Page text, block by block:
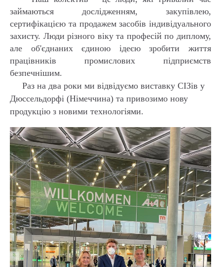
займаються дослідженням, закупівлею,
сертифікацією та продажем засобів індивідуального
захисту. Люди різного віку та професій по диплому,
але об'єднаних єдиною ідеєю зробити життя
працівників промислових підприємств
безпечнішим.
Раз на два роки ми відвідуємо виставку СІЗів у
Дюссельдорфі (Німеччина) та привозимо нову
продукцію з новими технологіями.